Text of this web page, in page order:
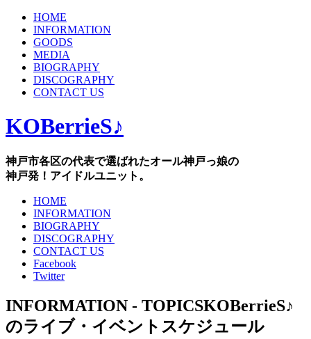
HOME
INFORMATION
GOODS
MEDIA
BIOGRAPHY
DISCOGRAPHY
CONTACT US
KOBerrieS♪
神戸市各区の代表で選ばれたオール神戸っ娘の
神戸発！アイドルユニット。
HOME
INFORMATION
BIOGRAPHY
DISCOGRAPHY
CONTACT US
Facebook
Twitter
INFORMATION - TOPICSKOBerrieS♪
のライブ・イベントスケジュール